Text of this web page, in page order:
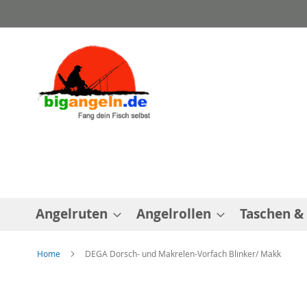
zum
Angelruten Angelrollen Taschen &
Home DEGA Dorsch- und Makrelen-Vorfach Blinker/ Makk